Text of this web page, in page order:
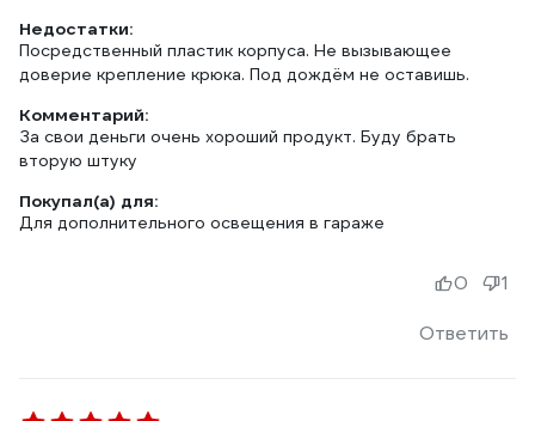
Недостатки:
Посредственный пластик корпуса. Не вызывающее
доверие крепление крюка. Под дождём не оставишь.
Комментарий:
За свои деньги очень хороший продукт. Буду брать
вторую штуку
Покупал(а) для:
Для дополнительного освещения в гараже
Ответить
0 1